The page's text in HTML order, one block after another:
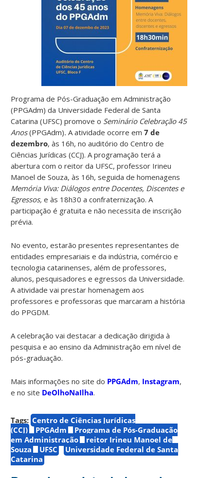
Programa de Pós-Graduação em Administração
(PPGAdm) da Universidade Federal de Santa
Catarina (UFSC) promove o Seminário Celebração 45
Anos(PPGAdm).A atividade ocorre em7 de
dezembro, às 16h, no auditório do Centro de
Ciências Jurídicas (CCJ). A programação terá a
abertura com o reitor da UFSC, professor Irineu
Manoel de Souza, às 16h, seguida de homenagens
Memória Viva: Diálogos entre Docentes, Discentes e
Egressos,e às 18h30 a confraternização. A
participação é gratuita e não necessita de inscrição
prévia.
No evento, estarão presentes representantes de
entidades empresariais e da indústria, comércio e
tecnologia catarinenses, além de professores,
alunos, pesquisadores e egressos da Universidade.
A atividade vai prestar homenagem aos
professores e professoras que marcaram a história
do PPGDM.
A celebração vai destacar a dedicação dirigida à
pesquisa e ao ensino da Administração em nível de
pós-graduação.
Mais informações no site do PPGAdm, Instagram,
e no site DeOlhoNaIlha.
Tags: Centro de Ciências Jurídicas
(CCJ)
PPGAdm
Programa de Pós-Graduação
em Administração
reitor Irineu Manoel de
Souza
UFSC
Universidade Federal de Santa
Catarina